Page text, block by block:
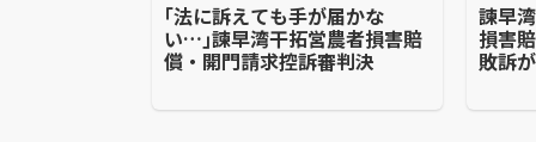
｢法に訴えても手が届かな
い…｣諫早湾干拓営農者損害賠
償・開門請求控訴審判決
諫早
損害
敗訴